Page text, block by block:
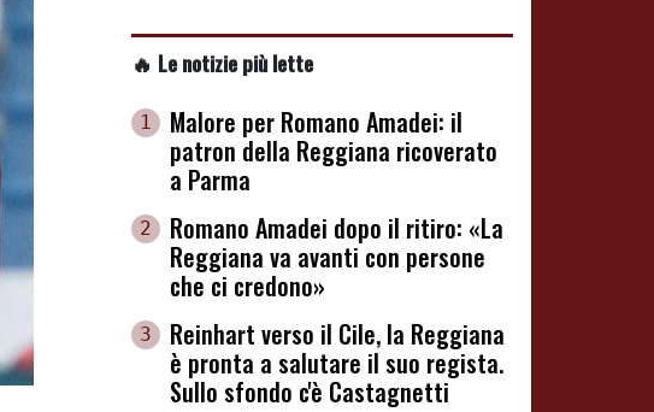
🔥 Le notizie più lette
1
Malore per Romano Amadei: il
patron della Reggiana ricoverato
a Parma
2
Romano Amadei dopo il ritiro: «La
Reggiana va avanti con persone
che ci credono»
3
Reinhart verso il Cile, la Reggiana
è pronta a salutare il suo regista.
Sullo sfondo c'è Castagnetti